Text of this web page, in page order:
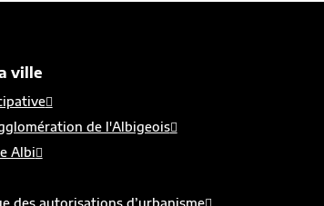
ville
de l'Albigeois
Albi
des autorisations d’urbanisme